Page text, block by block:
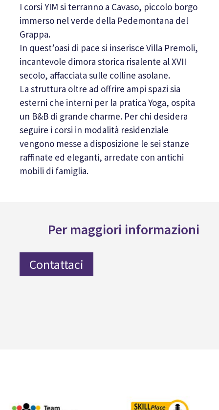
I corsi YIM si terranno a Cavaso, piccolo borgo
immerso nel verde della Pedemontana del
Grappa.
In quest’oasi di pace si inserisce Villa Premoli,
incantevole dimora storica risalente al XVII
secolo, affacciata sulle colline asolane.
La struttura oltre ad offrire ampi spazi sia
esterni che interni per la pratica Yoga, ospita
un B&B di grande charme. Per chi desidera
seguire i corsi in modalità residenziale
vengono messe a disposizione le sei stanze
raffinate ed eleganti, arredate con antichi
mobili di famiglia.
Per maggiori informazioni
Contattaci